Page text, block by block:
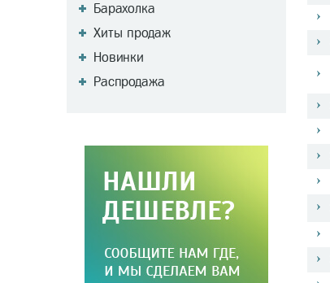
Барахолка
Хиты продаж
Новинки
Распродажа